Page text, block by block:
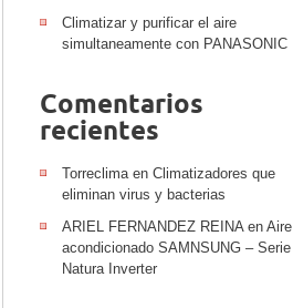
Climatizar y purificar el aire
simultaneamente con PANASONIC
Comentarios
recientes
Torreclimaen Climatizadores que
eliminan virus y bacterias
ARIEL FERNANDEZ REINAen Aire
acondicionado SAMNSUNG – Serie
Natura Inverter